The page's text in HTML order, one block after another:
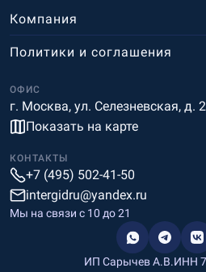
Компания
ОФИС
г. Москва, ул. Селезневская, д.
Показать на карте
Политики и соглашения
КОНТАКТЫ
+7 (495) 502-41-50
intergidru@yandex.ru
Мы на связи c 10 до 21
ИП Сарычев А.В.ИНН